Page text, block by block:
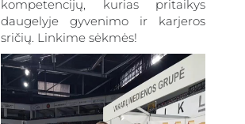
kompetencijų, kurias pritaikys
daugelyje gyvenimo ir karjeros
sričių. Linkime sėkmės!